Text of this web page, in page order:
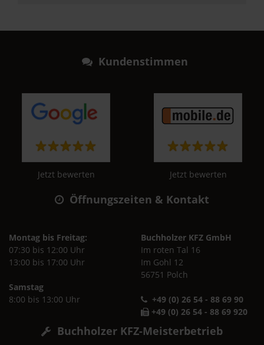
Kundenstimmen
Jetzt bewerten Jetzt bewerten
Öffnungszeiten & Kontakt
Montag bis Freitag:
07:30 bis 12:00 Uhr
13:00 bis 17:00 Uhr
Samstag
8:00 bis 13:00 Uhr
Buchholzer KFZ GmbH
Im roten Tal 16
Im Gohl 12
56751 Polch
+49 (0) 26 54 - 88 69 90
+49 (0) 26 54 - 88 69 920
Buchholzer KFZ-Meisterbetrieb